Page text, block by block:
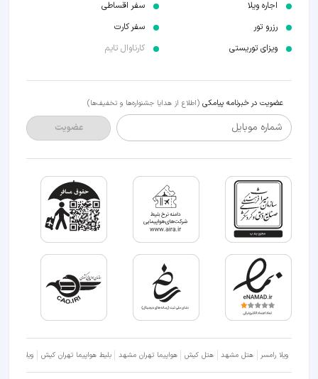
اجاره ویلا
رزرو تور
ویزای توریستی
سفر اقساطی
سفر کارت
کارناوال تایم
عضویت در خبرنامه پیامکی (اطلاع از هدایا جشنواره‌ها و تخفیف‌ها)
شماره موبایل عضویت
ویلا رامسر هتل مشهد هتل کیش هواپیما تهران مشهد بلیط هواپیما تهران کیش ویلا شمال